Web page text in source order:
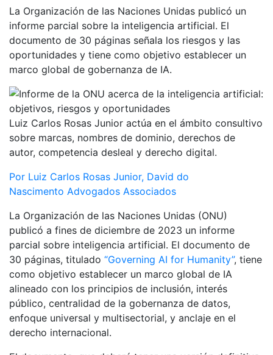
La Organización de las Naciones Unidas publicó un
informe parcial sobre la inteligencia artificial. El
documento de 30 páginas señala los riesgos y las
oportunidades y tiene como objetivo establecer un
marco global de gobernanza de IA.
Luiz Carlos Rosas Junior actúa en el ámbito consultivo
sobre marcas, nombres de dominio, derechos de
autor, competencia desleal y derecho digital.
Por Luiz Carlos Rosas Junior, David do
Nascimento Advogados Associados
La Organización de las Naciones Unidas (ONU)
publicó a fines de diciembre de 2023 un informe
parcial sobre inteligencia artificial. El documento de
30 páginas, titulado “Governing AI for Humanity”, tiene
como objetivo establecer un marco global de IA
alineado con los principios de inclusión, interés
público, centralidad de la gobernanza de datos,
enfoque universal y multisectorial, y anclaje en el
derecho internacional.